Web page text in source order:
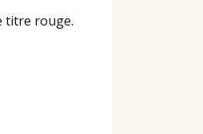
titre rouge.